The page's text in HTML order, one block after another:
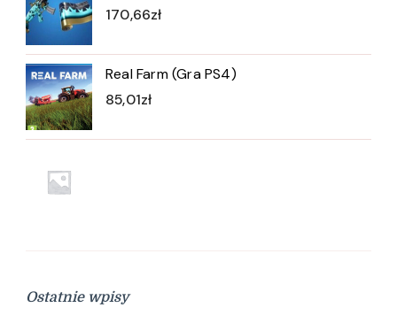
170,66zł
Real Farm (Gra PS4)
85,01zł
Ostatnie wpisy